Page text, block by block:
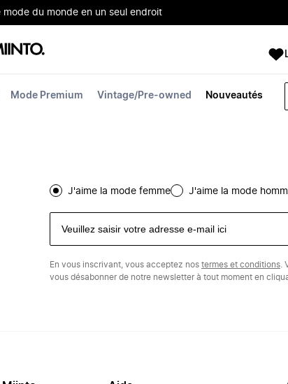
du monde en un seul endroit
Mode Premium Vintage/Pre-owned Nouveautés
J'aime la mode femme J'aime la mode
En vous inscrivant, vous acceptez nos termes et conditions .
vous désabonner de notre newsletter à tout moment en